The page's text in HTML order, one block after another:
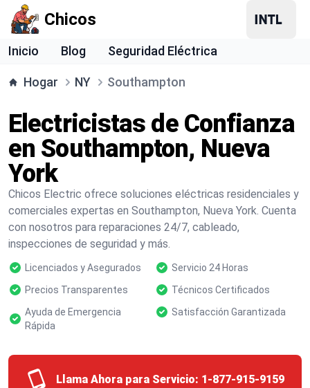
Chicos
Inicio Blog Seguridad Eléctrica
Hogar NY Southampton
Electricistas de Confianza
en Southampton, Nueva
York
Chicos Electric ofrece soluciones eléctricas residenciales y
comerciales expertas en Southampton, Nueva York. Cuenta
con nosotros para reparaciones 24/7, cableado,
inspecciones de seguridad y más.
Licenciados y Asegurados
Servicio 24 Horas
Precios Transparentes
Técnicos Certificados
Ayuda de Emergencia
Rápida
Satisfacción Garantizada
Llama Ahora para Servicio: 1-877-915-9159